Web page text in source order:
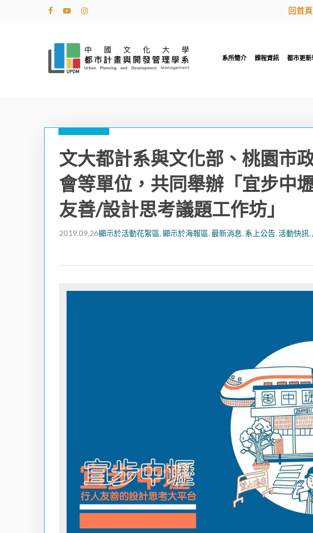
facebookyoutubeinstagram
回首頁
系所簡介 課程資訊 都市更
文大都計系與文化部、桃園市
會等單位，共同舉辦「宜步中
友善/設計思考議題工作坊」
2019.09,26顯示於活動花絮區,顯示於海報區,最新消息, 系上公告,活動快訊,